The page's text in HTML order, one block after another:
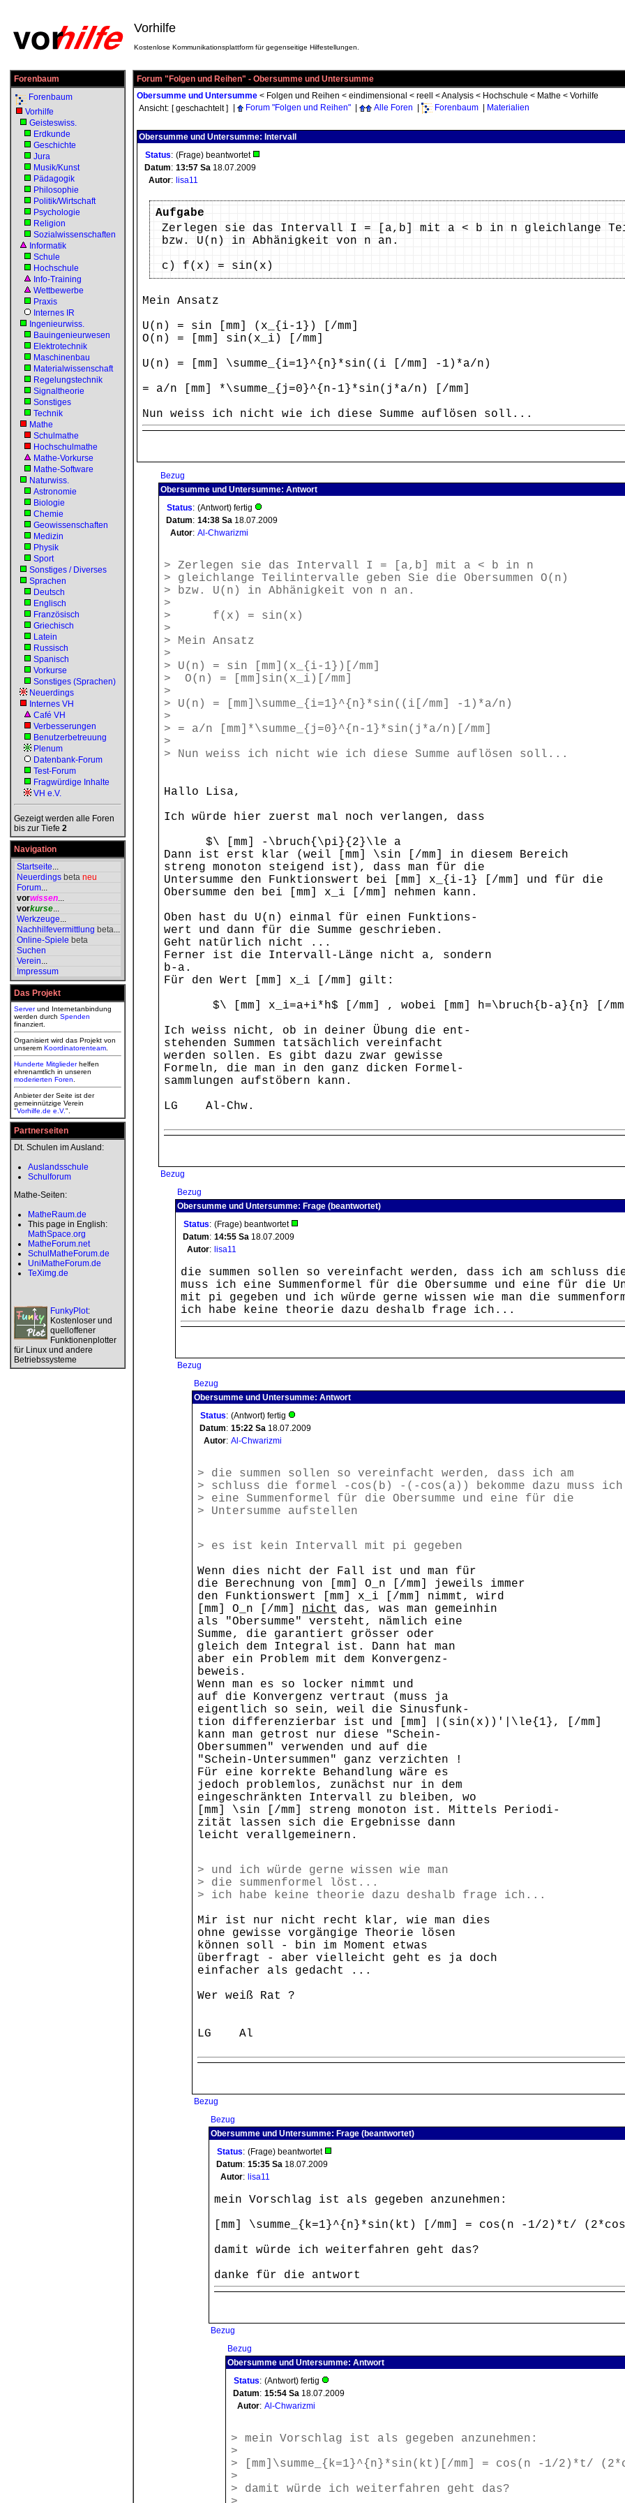
Vorhilfe
Kostenlose Kommunikationsplattform für gegenseitige Hilfestellungen.
Forenbaum
Forenbaum
Vorhilfe
Geisteswiss.
Erdkunde
Geschichte
Jura
Musik/Kunst
Pädagogik
Philosophie
Politik/Wirtschaft
Psychologie
Religion
Sozialwissenschaften
Informatik
Schule
Hochschule
Info-Training
Wettbewerbe
Praxis
Internes IR
Ingenieurwiss.
Bauingenieurwesen
Elektrotechnik
Maschinenbau
Materialwissenschaft
Regelungstechnik
Signaltheorie
Sonstiges
Technik
Mathe
Schulmathe
Hochschulmathe
Mathe-Vorkurse
Mathe-Software
Naturwiss.
Astronomie
Biologie
Chemie
Geowissenschaften
Medizin
Physik
Sport
Sonstiges / Diverses
Sprachen
Deutsch
Englisch
Französisch
Griechisch
Latein
Russisch
Spanisch
Vorkurse
Sonstiges (Sprachen)
Neuerdings
Internes VH
Café VH
Verbesserungen
Benutzerbetreuung
Plenum
Datenbank-Forum
Test-Forum
Fragwürdige Inhalte
VH e.V.
Gezeigt werden alle Foren
bis zur Tiefe 2
Navigation
Startseite...
Neuerdings beta neu
Forum...
vorwissen...
vorkurse...
Werkzeuge...
Nachhilfevermittlung beta...
Online-Spiele beta
Suchen
Verein...
Impressum
Das Projekt
Serverund Internetanbindung
werden durch Spenden
finanziert.
Organisiert wird das Projekt von
unserem Koordinatorenteam
Hunderte Mitgliederhelfen
ehrenamtlich in unseren
moderierten Foren
Anbieter der Seite ist der
gemeinnützige Verein
"Vorhilfe.de e.V.".
Partnerseiten
Dt. Schulen im Ausland:
Auslandsschule
Schulforum
Mathe-Seiten:
MatheRaum.de
This page in English:
MathSpace.org
MatheForum.net
SchulMatheForum.de
UniMatheForum.de
TeXimg.de
FunkyPlot:
Kostenloser und
quelloffener
Funktionenplotter
für Linux und andere
Betriebssysteme
Forum "Folgen und Reihen" - Obersumme und Untersumme
Obersumme und Untersumme < Folgen und Reihen < eindimensional < reell <Analysis < Hochschule < Mathe < Vorhilfe
Ansicht: [ geschachtelt ] Forum "Folgen und Reihen" Alle Foren Forenbaum Materialien
Obersumme und Untersumme: Intervall
Status: (Frage) beantwortet
Datum: 13:57 Sa 18.07.2009
Autor: lisa11
Aufgabe
Zerlegen sie das Intervall I = [a,b] mit a < b in n gleichlange
bzw. U(n) in Abhänigkeit von n an.
c) f(x) = sin(x)
Mein Ansatz
U(n) = sin [mm] (x_{i-1}) [/mm]
O(n) = [mm] sin(x_i) [/mm]
U(n) = [mm] \summe_{i=1}^{n}*sin((i [/mm] -1)*a/n)
= a/n [mm] *\summe_{j=0}^{n-1}*sin(j*a/n) [/mm]
Nun weiss ich nicht wie ich diese Summe auflösen soll...
Bezug
Obersumme und Untersumme: Antwort
Status: (Antwort) fertig
Datum: 14:38 Sa 18.07.2009
Autor: Al-Chwarizmi
> Zerlegen sie das Intervall I = [a,b] mit a < b in n
> gleichlange Teilintervalle geben Sie die Obersummen O(n)
> bzw. U(n) in Abhänigkeit von n an.
>
> f(x) = sin(x)
>
> Mein Ansatz
>
> U(n) = sin [mm](x_{i-1})[/mm]
> O(n) = [mm]sin(x_i)[/mm]
>
> U(n) = [mm]\summe_{i=1}^{n}*sin((i[/mm] -1)*a/n)
>
> = a/n [mm]*\summe_{j=0}^{n-1}*sin(j*a/n)[/mm]
>
> Nun weiss ich nicht wie ich diese Summe auflösen soll...
Hallo Lisa,
Ich würde hier zuerst mal noch verlangen, dass
$\ [mm] -\bruch{\pi}{2}\le a
Dann ist erst klar (weil [mm] \sin [/mm] in diesem Bereich
streng monoton steigend ist), dass man für die
Untersumme den Funktionswert bei [mm] x_{i-1} [/mm] und für die
Obersumme den bei [mm] x_i [/mm] nehmen kann.
Oben hast du U(n) einmal für einen Funktions-
wert und dann für die Summe geschrieben.
Geht natürlich nicht ...
Ferner ist die Intervall-Länge nicht a, sondern
b-a.
Für den Wert [mm] x_i [/mm] gilt:
$\ [mm] x_i=a+i*h$ [/mm] , wobei [mm] h=\bruch{b-a}{n} [/
Ich weiss nicht, ob in deiner Übung die ent-
stehenden Summen tatsächlich vereinfacht
werden sollen. Es gibt dazu zwar gewisse
Formeln, die man in den ganz dicken Formel-
sammlungen aufstöbern kann.
LG Al-Chw.
Bezug
Bezug
Obersumme und Untersumme: Frage (beantwortet)
Status: (Frage) beantwortet
Datum: 14:55 Sa 18.07.2009
Autor: lisa11
die summen sollen so vereinfacht werden, dass ich am schluss
muss ich eine Summenformel für die Obersumme und eine für
mit pi gegeben und ich würde gerne wissen wie man die
ich habe keine theorie dazu deshalb frage ich...
Bezug
Bezug
Obersumme und Untersumme: Antwort
Status: (Antwort) fertig
Datum: 15:22 Sa 18.07.2009
Autor: Al-Chwarizmi
> die summen sollen so vereinfacht werden, dass ich am
> schluss die formel -cos(b) -(-cos(a)) bekomme dazu muss ich
> eine Summenformel für die Obersumme und eine für die
> Untersumme aufstellen
> es ist kein Intervall mit pi gegeben
Wenn dies nicht der Fall ist und man für
die Berechnung von [mm] O_n [/mm] jeweils immer
den Funktionswert [mm] x_i [/mm] nimmt, wird
[mm] O_n [/mm] nicht
das, was man gemeinhin
als "Obersumme" versteht, nämlich eine
Summe, die garantiert grösser oder
gleich dem Integral ist. Dann hat man
aber ein Problem mit dem Konvergenz-
beweis.
Wenn man es so locker nimmt und
auf die Konvergenz vertraut (muss ja
eigentlich so sein, weil die Sinusfunk-
tion differenzierbar ist und [mm] |(sin(x))'|\le{1}, [/mm]
kann man getrost nur diese "Schein-
Obersummen" verwenden und auf die
"Schein-Untersummen" ganz verzichten !
Für eine korrekte Behandlung wäre es
jedoch problemlos, zunächst nur in dem
eingeschränkten Intervall zu bleiben, wo
[mm] \sin [/mm] streng monoton ist. Mittels Periodi-
zität lassen sich die Ergebnisse dann
leicht verallgemeinern.
> und ich würde gerne wissen wie man
> die summenformel löst...
> ich habe keine theorie dazu deshalb frage ich...
Mir ist nur nicht recht klar, wie man dies
ohne gewisse vorgängige Theorie lösen
können soll - bin im Moment etwas
überfragt - aber vielleicht geht es ja doch
einfacher als gedacht ...
Wer weiß Rat ?
LG Al
Bezug
Bezug
Obersumme und Untersumme: Frage (beantwortet)
Status: (Frage) beantwortet
Datum: 15:35 Sa 18.07.2009
Autor: lisa11
mein Vorschlag ist als gegeben anzunehmen:
[mm] \summe_{k=1}^{n}*sin(kt) [/mm] = cos(n -1/2)*t/
damit würde ich weiterfahren geht das?
danke für die antwort
Bezug
Bezug
Obersumme und Untersumme: Antwort
Status: (Antwort) fertig
Datum: 15:54 Sa 18.07.2009
Autor: Al-Chwarizmi
> mein Vorschlag ist als gegeben anzunehmen:
>
> [mm]\summe_{k=1}^{n}*sin(kt)[/mm] = cos(n -1/2)*t/
>
> damit würde ich weiterfahren geht das?